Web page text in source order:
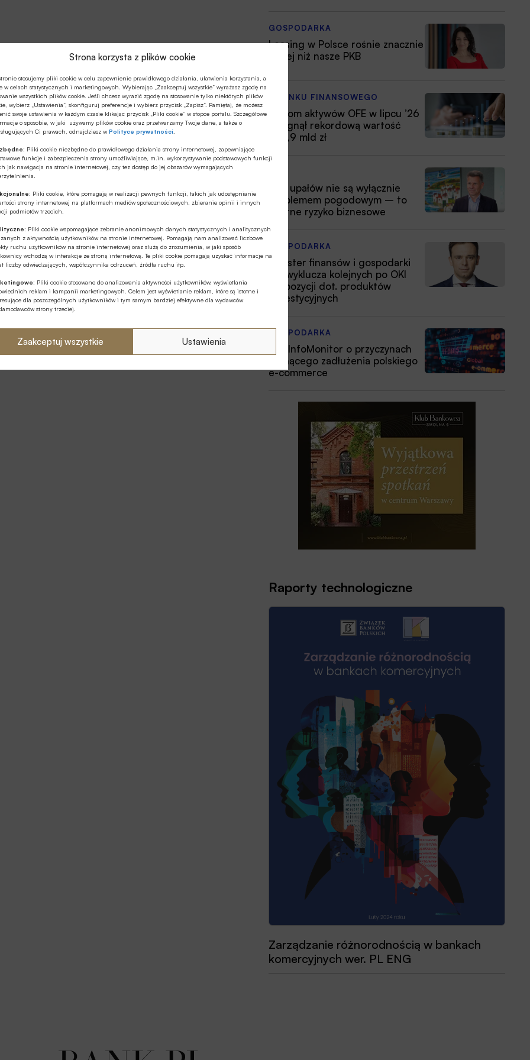
Strona korzysta z plików cookie
stosujemy pliki cookie w celu zapewnienie prawidłowego działania, ułatwienia korzystania, a
w celach statystycznych i marketingowych. Wybierając „Zaakceptuj wszystkie” wyrażasz zgodę na
wszystkich plików cookie. Jeśli chcesz wyrazić zgodę na stosowanie tylko niektórych plików
wybierz „Ustawienia”, skonfiguruj preferencje i wybierz przycisk „Zapisz”. Pamiętaj, że możesz
swoje ustawienia w każdym czasie klikając przycisk „Pliki cookie” w stopce portalu. Szczegółowe
o sposobie, w jaki używamy plików cookie oraz przetwarzamy Twoje dane, a także o
Ci prawach, odnajdziesz wPolityce prywatności
Pliki cookie niezbędne do prawidłowego działania strony internetowej, zapewniające
funkcje i zabezpieczenia strony umożliwiające, m.in. wykorzystywanie podstawowych funkcji
jak nawigacja na stronie internetowej, czy tez dostęp do jej obszarów wymagających
Pliki cookie, które pomagają w realizacji pewnych funkcji, takich jak udostępnianie
strony internetowej na platformach mediów społecznościowych, zbieranie opinii i innych
podmiotów trzecich.
Pliki cookie wspomagające zebranie anonimowych danych statystycznych i analitycznych
z aktywnością użytkowników na stronie internetowej. Pomagają nam analizować liczbowe
ruchu użytkowników na stronie internetowej oraz służą do zrozumienia, w jaki sposób
wchodzą w interakcje ze stroną internetową. Te pliki cookie pomagają uzyskać informacje na
liczby odwiedzających, współczynnika odrzuceń, źródła ruchu itp.
Pliki cookie stosowane do analizowania aktywności użytkowników, wyświetlania
reklam i kampanii marketingowych. Celem jest wyświetlanie reklam, które są istotne i
dla poszczególnych użytkowników i tym samym bardziej efektywne dla wydawców
strony trzeciej.
Zaakceptuj wszystkie Ustawienia
GOSPODARKA
Leasing w Polsce rośnie znacznie
silniej niż nasze PKB
Z RYNKU FINANSOWEGO
Poziom aktywów OFE w lipcu ’26
osiągnął rekordową wartość
354,9 mld zł
Fale upałów nie są wyłącznie
problemem pogodowym – to
istotne ryzyko biznesowe
GOSPODARKA
Minister finansów i gospodarki
nie wyklucza kolejnych po OKI
propozycji dot. produktów
inwestycyjnych
GOSPODARKA
BIG InfoMonitor o przyczynach
rosnącego zadłużenia polskiego
e-commerce
Raporty technologiczne
Zarządzanie różnorodnością w bankach
komercyjnych wer. PL ENG